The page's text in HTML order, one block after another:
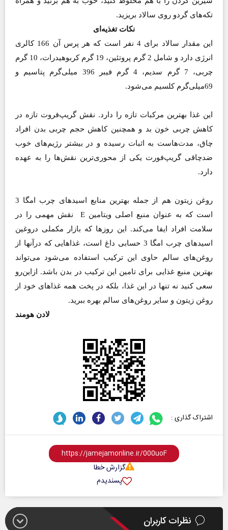
تکه‌های گردو روی سالاد بریزید.
نکات تغذیه‌ای
این مقدار سالاد برای 4 نفر است که هر پرس آن 166 کالری
انرژی دارد و شامل 2 گرم پروتئین، 19 گرم کربوهیدرات، 10 گرم
چربی، 7 گرم سدیم، 4 گرم فیبر 396 میلی‌گرم پتاسیم و
69‌‌میلی‌گرم کلسیم می‌شود.
این غذا بهترین مرکبات تازه را دارد. نقش گریپ‌فروت تازه در
کاهش چربی خون بد و همچنین کاهش حجم چربی بدن افراد
چاق، مدت‌هاست به اثبات رسیده و در بیشتر رژیم‌های خوب
ضدچاقی گریپ‌فورت یکی از محوری‌ترین نقش‌ها را به عهده
دارد.
روغن زیتون هم از جمله بهترین منابع اسیدهای چرب امگا 3
است که به عنوان منبع اصلی ویتامین E نقش مهمی را در
سلامت افراد ایفا می‌کند. این روزها که بازار مکملی دروغین
اسیدهای چرب امگا 3 حسابی داغ است، غذاهایی که در‌آنها از
روغن‌های سالم حاوی این ترکیب استفاده می‌شود می‌تواند
بهترین منبع غذایی برای تامین این ترکیب در بدن باشد. ازاین‌رو
سعی کنید نه تنها در این غذا، بلکه در پخت همه غذاهای خود از
روغن زیتون و سایر روغن‌های سالم بهره ببرید.
لادن هومند
اشتراک گذاری :
گزارش خطا
پسندیدم
نظرات کاربران